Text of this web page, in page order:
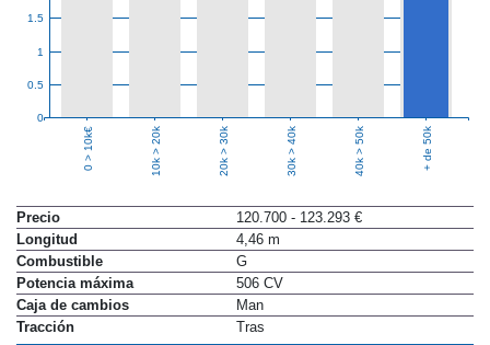
0
0.5
1
1.5
0 > 10k€ 10k > 20k 20k > 30k 30k > 40k 40k > 50k + de 50k
Precio
120.700 - 123.293 €
Longitud
4,46 m
Combustible
G
Potencia máxima
506 CV
Caja de cambios
Man
Tracción
Tras